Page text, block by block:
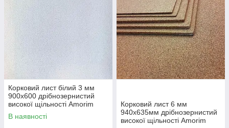
Корковий лист білий 3 мм
900х600 дрібнозернистий
високої щільності Amorim
В наявності
Корковий лист 6 мм
940х635мм дрібнозернистий
високої щільності Amorim